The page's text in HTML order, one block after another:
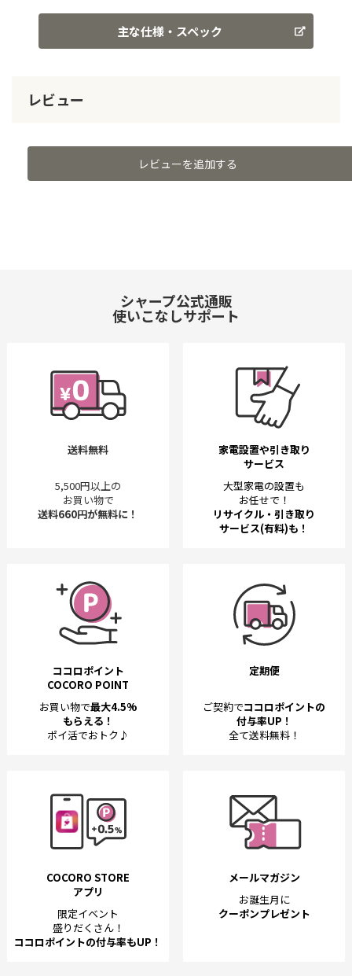
主な仕様・スペック
レビュー
レビューを追加する
シャープ公式通販
使いこなしサポート
送料無料
5,500円以上の
お買い物で
送料660円が無料に！
家電設置や引き取り
サービス
大型家電の設置も
お任せで！
リサイクル・引き取り
サービス(有料)も！
ココロポイント
COCORO POINT
お買い物で最大4.5%
もらえる！
ポイ活でおトク♪
定期便
ご契約でココロポイントの
付与率UP！
全て送料無料！
COCORO STORE
アプリ
限定イベント
盛りだくさん！
ココロポイントの付与率もUP！
メールマガジン
お誕生月に
クーポンプレゼント